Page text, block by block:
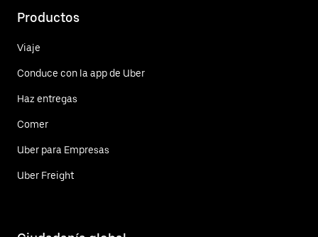
Productos
Viaje
Conduce con la app de Uber
Haz entregas
Comer
Uber para Empresas
Uber Freight